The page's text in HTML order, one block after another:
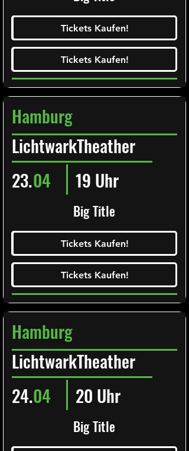
Tickets Kaufen!
Ticketalarm abonieren!
Tickets Kaufen!
Tickets Kaufen!
Tickets Kaufen!
Hamburg
LichtwarkTheather
Big Title
23.04 19 Uhr
Tickets Kaufen!
Ticketalarm abonieren!
Tickets Kaufen!
Tickets Kaufen!
Tickets Kaufen!
Hamburg
LichtwarkTheather
Big Title
24.04 20 Uhr